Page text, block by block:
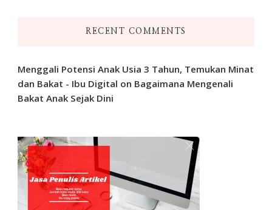
RECENT COMMENTS
Menggali Potensi Anak Usia 3 Tahun, Temukan Minat
dan Bakat - Ibu Digital on Bagaimana Mengenali
Bakat Anak Sejak Dini